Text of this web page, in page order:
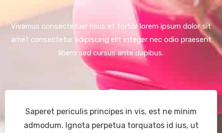
Vivamus consectetuer risus et tortor lorem ipsum dolor sit
amet consectetur adipiscing elit integer nec odio praesent
libero sed cursus ante dapibus.
Saperet periculis principes in vis, est ne minim
admodum. Ignota perpetua torquatos id ius, ut